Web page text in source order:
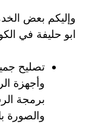
وإليكم بعض
ابو حليفة في
تصليح
وأجهزة
برمجة
والصورة